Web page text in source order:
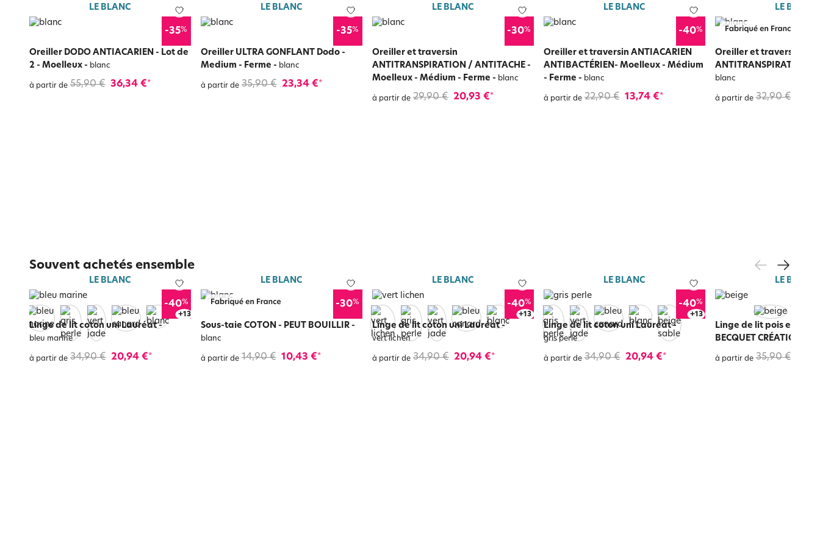
LE BLANC
-35%
Oreiller DODO ANTIACARIEN - Lot de
2 - Moelleux - blanc
à partir de 55,90 € 36,34 €*
LE BLANC
-35%
Oreiller ULTRA GONFLANT Dodo -
Medium - Ferme - blanc
à partir de 35,90 € 23,34 €*
LE BLANC
-30%
Oreiller et traversin
ANTITRANSPIRATION / ANTITACHE -
Moelleux - Médium - Ferme - blanc
à partir de 29,90 € 20,93 €*
LE BLANC
-40%
Oreiller et traversin ANTIACARIEN
ANTIBACTÉRIEN- Moelleux - Médium
- Ferme - blanc
à partir de 22,90 € 13,74 €*
LE BLANC
Oreiller et traversin
ANTITRANSPIRATION -
blanc
à partir de 32,90 €
Souvent achetés ensemble
LE BLANC
-40%
+17
Linge de lit coton uni Lauréat-
bleu marine
à partir de 34,90 € 20,94 €*
LE BLANC
-30%
Sous-taie COTON - PEUT BOUILLIR-
blanc
à partir de 14,90 € 10,43 €*
LE BLANC
-40%
+17
Linge de lit coton uni Lauréat-
vert lichen
à partir de 34,90 € 20,94 €*
LE BLANC
-40%
+17
Linge de lit coton uni Lauréat-
gris perle
à partir de 34,90 € 20,94 €*
LE BLANC
Linge de lit pois et
BECQUET CRÉATION
à partir de 35,90 €